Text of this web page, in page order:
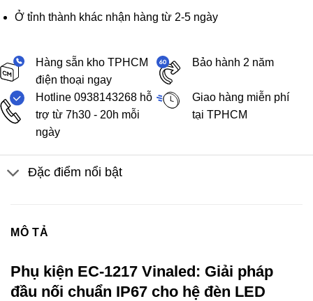
Ở tỉnh thành khác nhận hàng từ 2-5 ngày
Hàng sẵn kho TPHCM
điện thoại ngay
Bảo hành 2 năm
Hotline 0938143268 hỗ
trợ từ 7h30 - 20h mỗi
ngày
Giao hàng miễn phí
tại TPHCM
Đặc điểm nổi bật
MÔ TẢ
Phụ kiện EC-1217 Vinaled: Giải pháp
đầu nối chuẩn IP67 cho hệ đèn LED